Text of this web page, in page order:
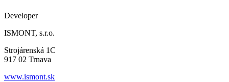
Developer
ISMONT, s.r.o.
Strojárenská 1C
917 02 Trnava
www.ismont.sk